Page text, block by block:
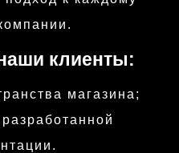
клиенты:
магазина;